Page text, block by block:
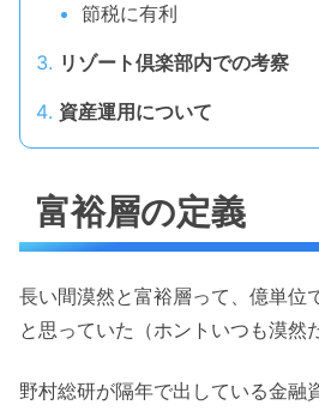
節税に有利
リゾート倶楽部内での考察
資産運用について
富裕層の定義
長い間漠然と富裕層って、億単位
と思っていた（ホントいつも漠然
野村総研が隔年で出している金融